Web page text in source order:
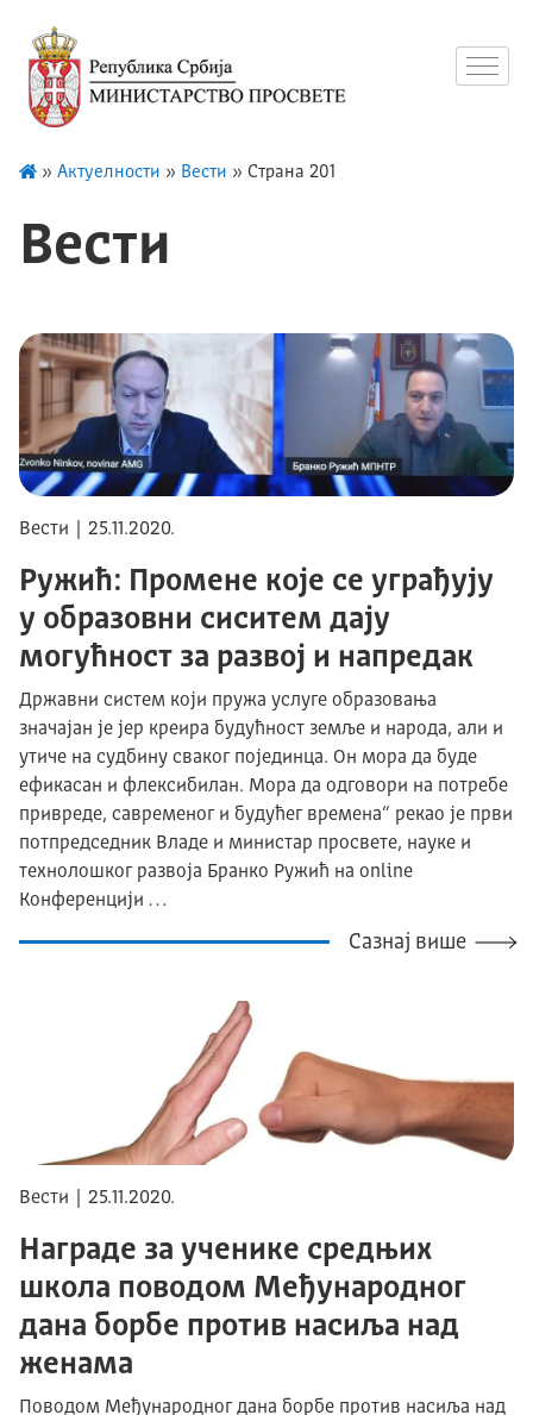
» Актуелности » Вести » Страна 201
Вести
Вести | 25.11.2020.
Ружић: Промене које се уграђују
у образовни сиситем дају
могућност за развој и напредак
Државни систем који пружа услуге образовања
значајан је јер креира будућност земље и народа, али и
утиче на судбину сваког појединца. Он мора да буде
ефикасан и флексибилан. Мора да одговори на потребе
привреде, савременог и будућег времена“ рекао је први
потпредседник Владе и министар просвете, науке и
технолошког развоја Бранко Ружић на online
Конференцији …
Сазнај више
Вести | 25.11.2020.
Награде за ученике средњих
школа поводом Међународног
дана борбе против насиља над
женама
Поводом Међународног дана борбе против насиља над